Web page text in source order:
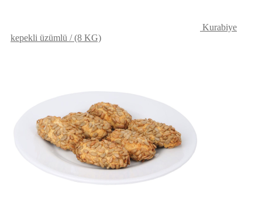
Kurabiye
kepekli üzümlü / (8 KG)